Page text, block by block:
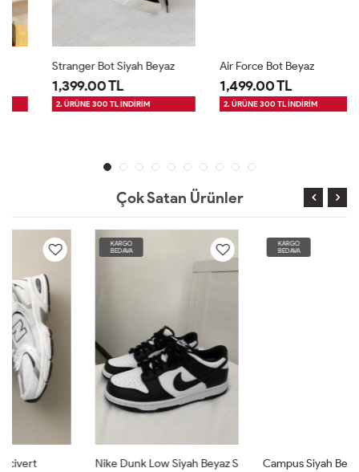
Stranger Bot Siyah Beyaz
1,399.00 TL
2. ÜRÜNE 300 TL İNDİRİM
Air Force Bot Beyaz
1,499.00 TL
2. ÜRÜNE 300 TL İNDİRİM
Çok Satan Ürünler
KARGO
BEDAVA
Nike Dunk Low Siyah Beyaz S
KARGO
BEDAVA
Campus Siyah Beyaz